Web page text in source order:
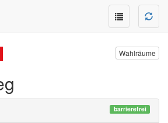
Wahlräume
barrierefrei